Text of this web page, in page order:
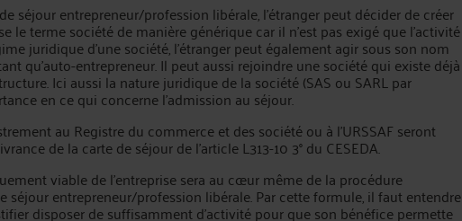
séjour entrepreneur/profession libérale, l’étranger peut décider de créer
le terme société de manière générique car il n’est pas exigé que l’activité
juridique d’une société, l’étranger peut également agir sous son nom
qu’auto-entrepreneur. Il peut aussi rejoindre une société qui existe déjà
Ici aussi la nature juridique de la société (SAS ou SARL par
en ce qui concerne l’admission au séjour.
au Registre du commerce et des société ou à l’URSSAF seront
de la carte de séjour de l’article L313-10 3° du CESEDA.
viable de l’entreprise sera au cœur même de la procédure
séjour entrepreneur/profession libérale. Par cette formule, il faut entendre
disposer de suffisamment d’activité pour que son bénéfice permette